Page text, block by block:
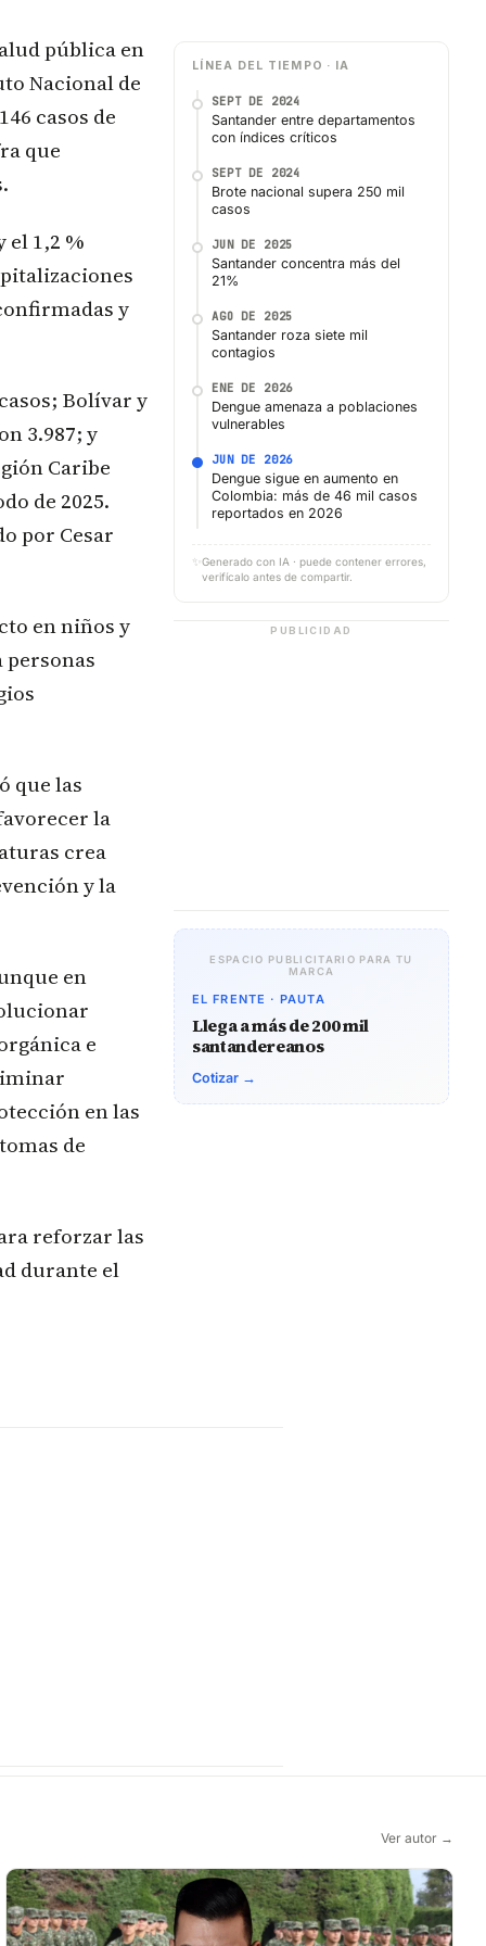
pública en
Nacional de
casos de
que
el 1,2 %
y
Bolívar y
3.987; y
Caribe
de 2025.
por Cesar
en niños y
personas
que las
la
crea
y la
en
e
en las
de
reforzar las
durante el
LÍNEA DEL TIEMPO · IA
SEPT DE 2024
Santander entre departamentos
con índices críticos
SEPT DE 2024
Brote nacional supera 250 mil
casos
JUN DE 2025
Santander concentra más del
21%
AGO DE 2025
Santander roza siete mil
contagios
ENE DE 2026
Dengue amenaza a poblaciones
vulnerables
JUN DE 2026
Dengue sigue en aumento en
Colombia: más de 46 mil casos
reportados en 2026
✨ Generado con IA · puede contener errores,
verifícalo antes de compartir.
PUBLICIDAD
ESPACIO PUBLICITARIO PARA TU
MARCA
EL FRENTE · PAUTA
Llega a más de 200 mil
santandereanos
Cotizar →
Ver autor →